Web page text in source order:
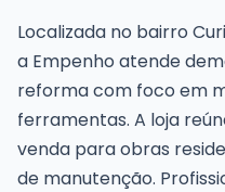
Localizada no bairro
a Empenho atende
reforma com foco em
ferramentas. A loja
venda para obras
de manutenção.